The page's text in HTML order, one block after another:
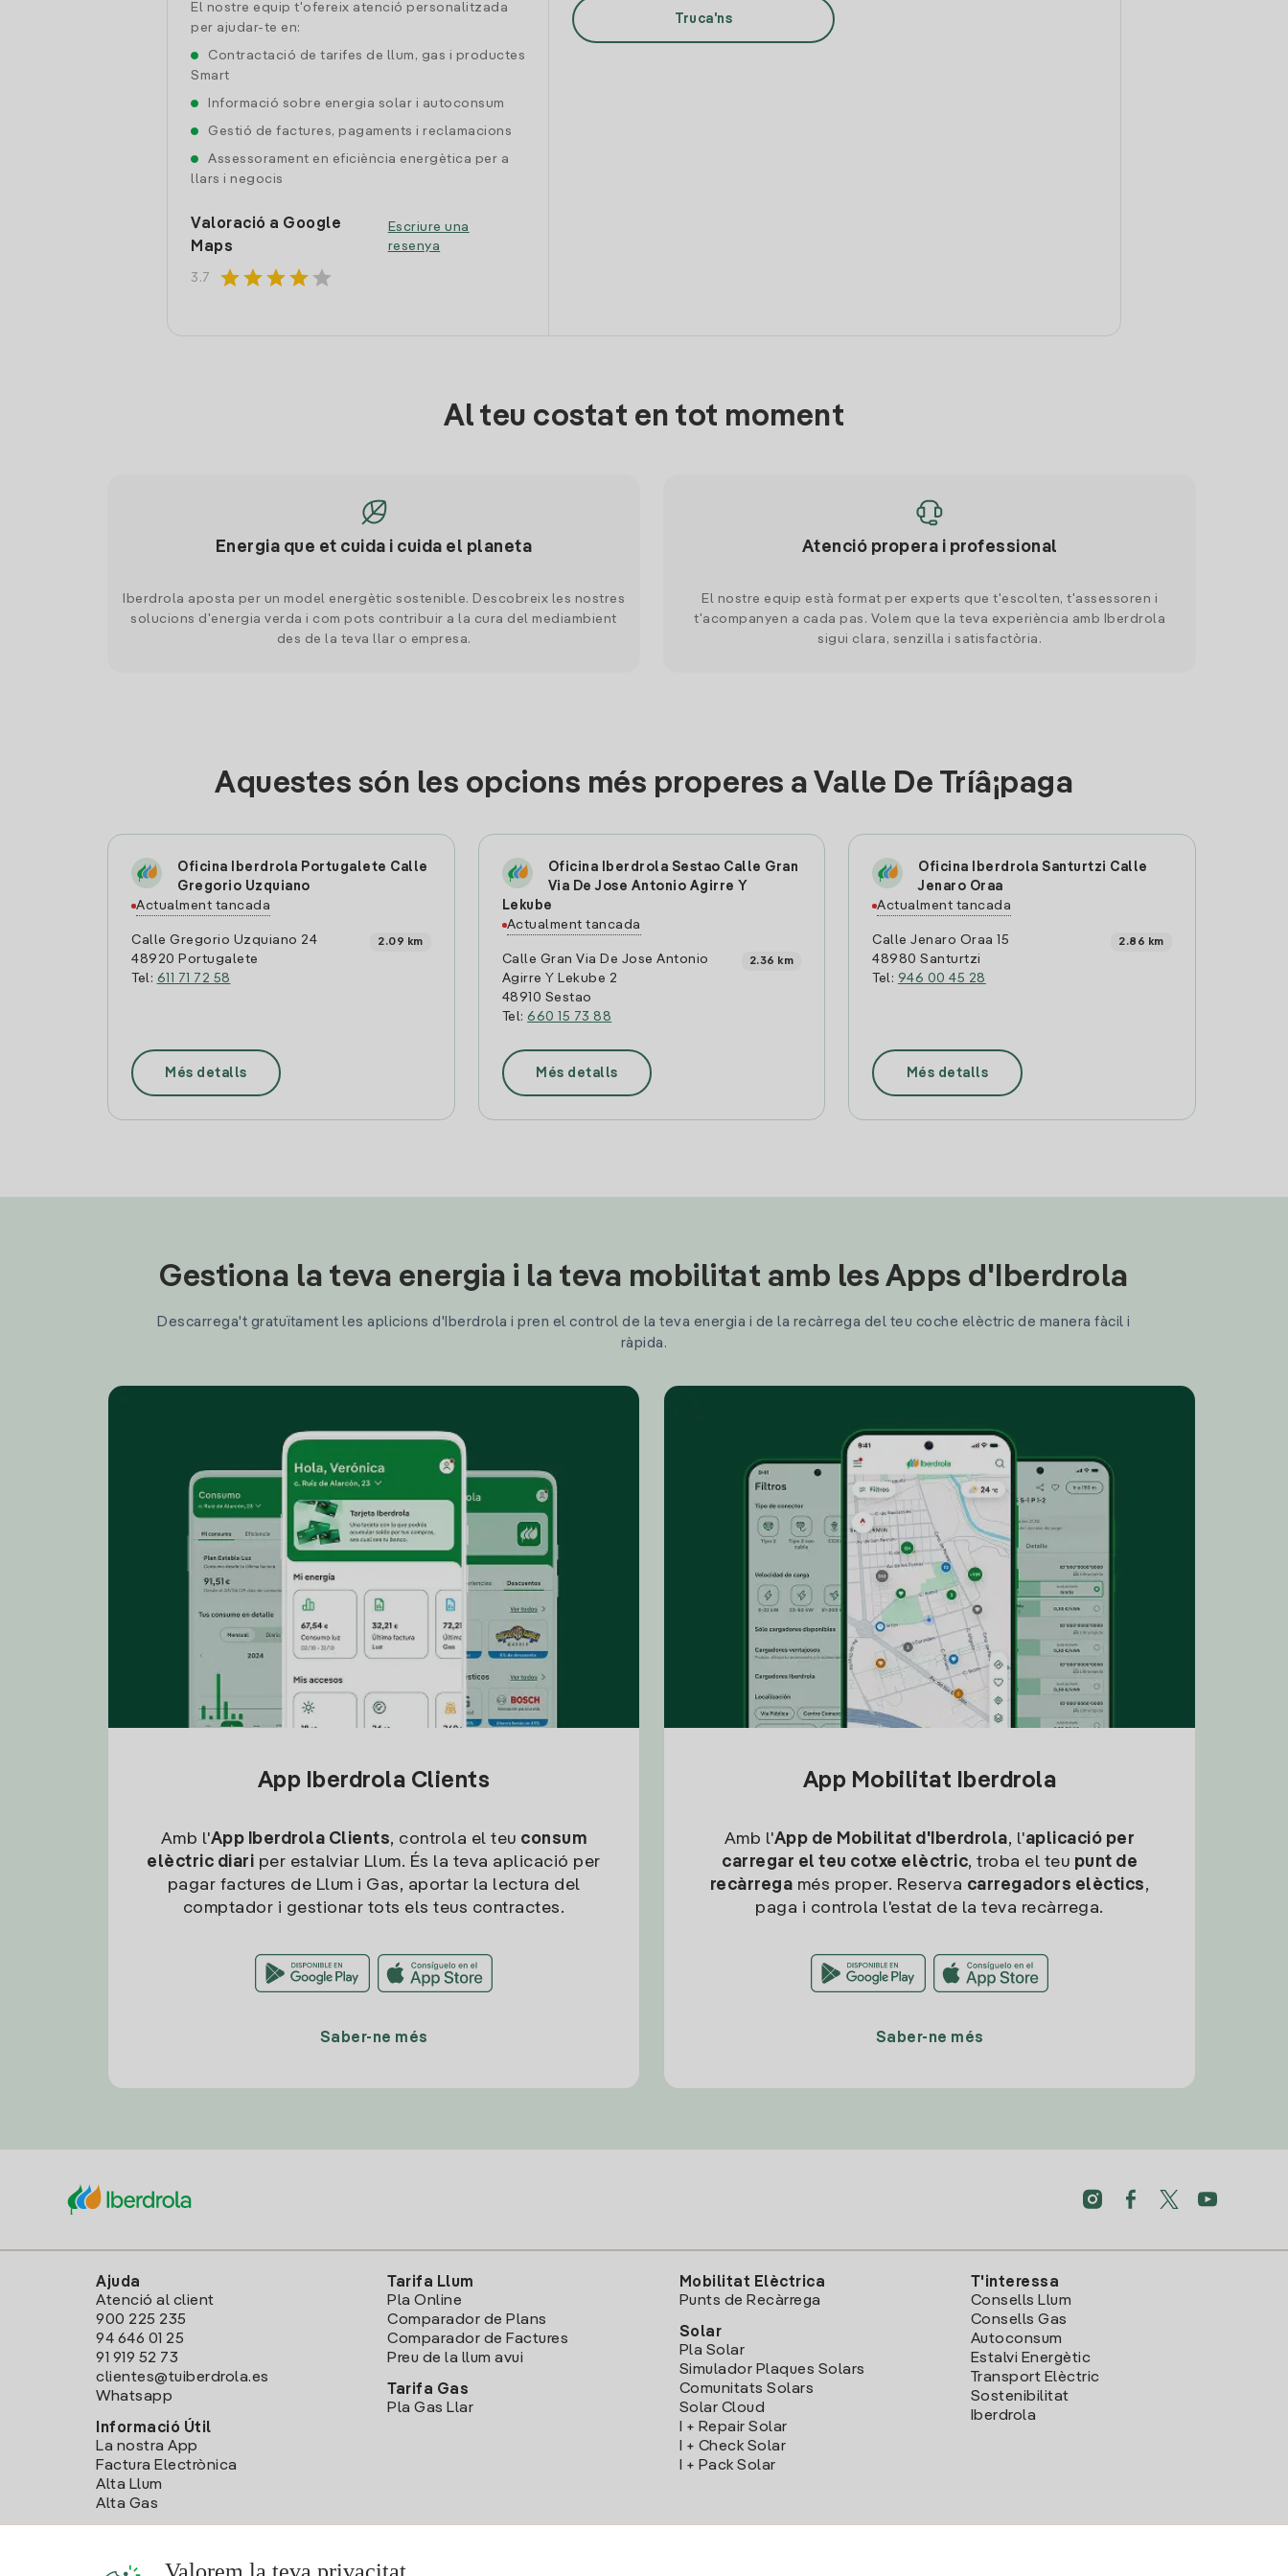
El nostre equip t'ofereix atenció personalitzada
per ajudar-te en:
Contractació de tarifes de llum, gas i productes
Smart
Informació sobre energia solar i autoconsum
Gestió de factures, pagaments i reclamacions
Assessorament en eficiència energètica per a
llars i negocis
Valoració a Google
Maps
3.7 starstarstarstar star
Escriure una
resenya
Truca'ns
Al teu costat en tot moment
Energia que et cuida i cuida el planeta
Iberdrola aposta per un model energètic sostenible. Descobreix les nostres
solucions d'energia verda i com pots contribuir a la cura del mediambient
des de la teva llar o empresa.
Atenció propera i professional
El nostre equip està format per experts que t'escolten, t'assessoren i
t'acompanyen a cada pas. Volem que la teva experiència amb Iberdrola
sigui clara, senzilla i satisfactòria.
Aquestes són les opcions més properes a Valle De Trí­â¡paga
Oficina Iberdrola Portugalete Calle
Gregorio Uzquiano
Actualment tancada
Calle Gregorio Uzquiano 24
48920 Portugalete
Tel: 611 71 72 58
2.09 km
Més detalls
Oficina Iberdrola Sestao Calle Gran
Via De Jose Antonio Agirre Y
Lekube
Actualment tancada
Calle Gran Via De Jose Antonio
Agirre Y Lekube 2
48910 Sestao
Tel:660 15 73 88
2.36 km
Més detalls
Oficina Iberdrola Santurtzi Calle
Jenaro Oraa
Actualment tancada
Calle Jenaro Oraa 15
48980 Santurtzi
Tel: 946 00 45 28
2.86 km
Més detalls
Gestiona la teva energia i la teva mobilitat amb les Apps d'Iberdrola
Descarrega't gratuïtament les aplicions d'Iberdrola i pren el control de la teva energia i de la recàrrega del teu coche elèctric de manera fàcil i
ràpida.
App Iberdrola Clients
Amb l'App Iberdrola Clients, controla el teu consum
elèctric diari per estalviar Llum. És la teva aplicació per
pagar factures de Llum i Gas, aportar la lectura del
comptador i gestionar tots els teus contractes.
Saber-ne més
App Mobilitat Iberdrola
Amb l'App de Mobilitat d'Iberdrola, l'aplicació per
carregar el teu cotxe elèctric, troba el teu punt de
recàrrega més proper. Reserva carregadors elèctics,
paga i controla l'estat de la teva recàrrega.
Saber-ne més
Ajuda
Atenció al client
900 225 235
94 646 01 25
91 919 52 73
clientes@tuiberdrola.es
Whatsapp
Informació Útil
La nostra App
Factura Electrònica
Alta Llum
Alta Gas
Tarifa Llum
Pla Online
Comparador de Plans
Comparador de Factures
Preu de la llum avui
Tarifa Gas
Pla Gas Llar
Mobilitat Elèctrica
Punts de Recàrrega
Solar
Pla Solar
Simulador Plaques Solars
Comunitats Solars
Solar Cloud
I + Repair Solar
I + Check Solar
I + Pack Solar
T'interessa
Consells Llum
Consells Gas
Autoconsum
Estalvi Energètic
Transport Elèctric
Sostenibilitat
Iberdrola